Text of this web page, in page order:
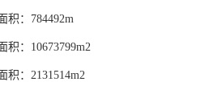
积：784492m
积：10673799m2
积：2131514m2